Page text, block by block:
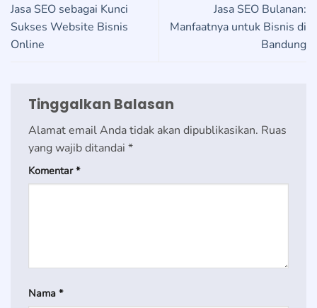
Jasa SEO sebagai Kunci
Sukses Website Bisnis
Online
Jasa SEO Bulanan:
Manfaatnya untuk Bisnis di
Bandung
Tinggalkan Balasan
Alamat email Anda tidak akan dipublikasikan. Ruas
yang wajib ditandai *
Komentar*
Nama *